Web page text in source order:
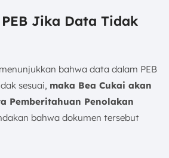
Jika Data Tidak
bahwa data dalam PEB
sesuai, maka Bea Cukai akan
Pemberitahuan Penolakan
bahwa dokumen tersebut